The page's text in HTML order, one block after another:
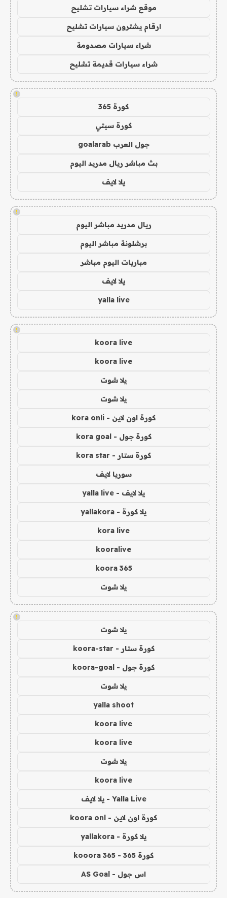
موقع شراء سيارات تشليح
ارقام يشترون سيارات تشليح
شراء سيارات مصدومة
شراء سيارات قديمة تشليح
!
كورة 365
كورة سيتي
جول العرب goalarab
بث مباشر ريال مدريد اليوم
يلا لايف
!
ريال مدريد مباشر اليوم
برشلونة مباشر اليوم
مباريات اليوم مباشر
يلا لايف
yalla live
!
koora live
koora live
يلا شوت
يلا شوت
كورة اون لاين - kora onli
كورة جول - kora goal
كورة ستار - kora star
سوريا لايف
يلا لايف - yalla live
يلا كورة - yallakora
kora live
kooralive
koora 365
يلا شوت
!
يلا شوت
كورة ستار - koora-star
كورة جول - koora-goal
يلا شوت
yalla shoot
koora live
koora live
يلا شوت
koora live
Yalla Live - يلا لايف
كورة اون لاين - koora onl
يلا كورة - yallakora
كورة 365 - kooora 365
اس جول - AS Goal